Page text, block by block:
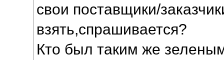
свои поставщики/
взять,спрашивается?
Кто был таким же